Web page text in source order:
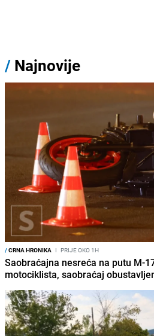
/ Najnovije
/CRNA HRONIKA I PRIJE OKO 1H
Saobraćajna nesreća na putu M-
motociklista, saobraćaj